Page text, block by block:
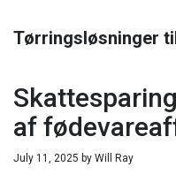
Tørringsløsninger
af
July 11, 2025 by Will Ray